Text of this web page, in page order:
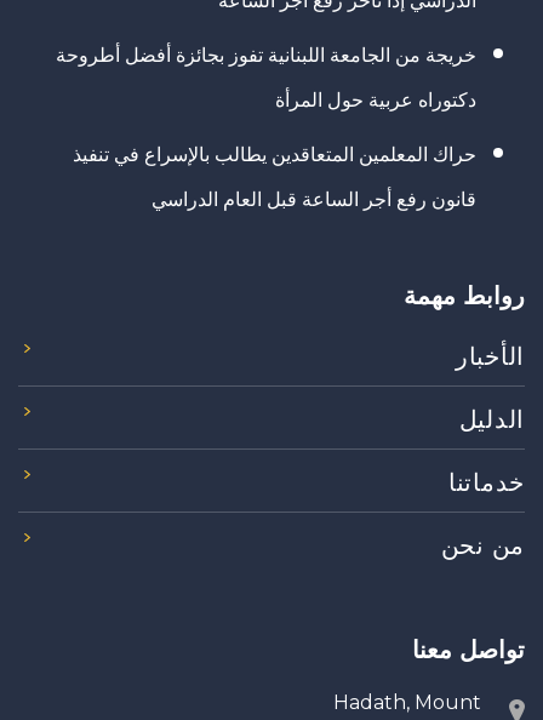
خريجة من الجامعة اللبنانية تفوز بجائزة أفضل أطروحة
دكتوراه عربية حول المرأة
حراك المعلمين المتعاقدين يطالب بالإسراع في تنفيذ
قانون رفع أجر الساعة قبل العام الدراسي
روابط مهمة
الأخبار
الدليل
خدماتنا
من نحن
تواصل معنا
Hadath, Mount